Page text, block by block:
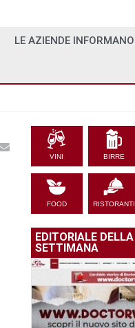
LE AZIENDE INFORMANO
VINI BIRRE
FOOD RISTORANTI
EDITORIALE DELLA
SETTIMANA